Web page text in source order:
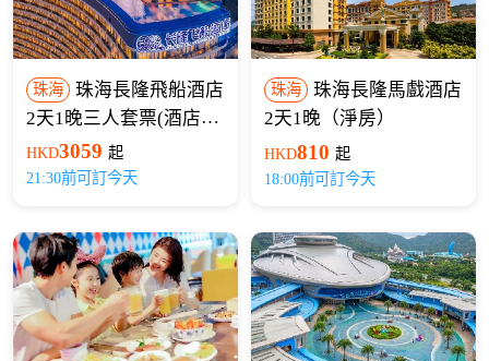
珠海
珠海長隆飛船酒店
2天1晚三人套票(酒店
+海洋王國+長隆秀)
HKD3059 起
21:30前可訂今天
珠海
珠海長隆馬戲酒店
2天1晚（淨房）
HKD810 起
18:00前可訂今天